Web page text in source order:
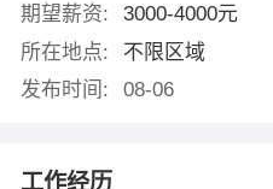
期望薪资:
3000-4000元
所在地点:
不限区域
发布时间:
08-06
工作经历